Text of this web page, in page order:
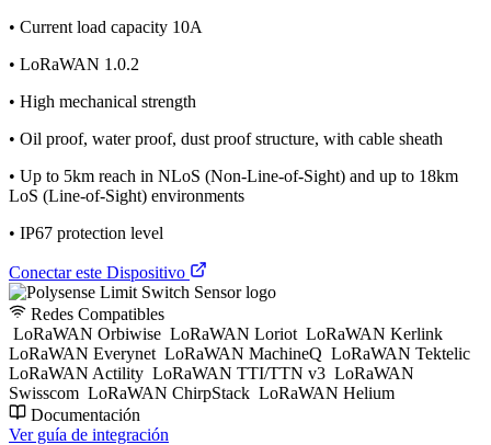
• Current load capacity 10A
• LoRaWAN 1.0.2
• High mechanical strength
• Oil proof, water proof, dust proof structure, with cable sheath
• Up to 5km reach in NLoS (Non-Line-of-Sight) and up to 18km
LoS (Line-of-Sight) environments
• IP67 protection level
Conectar este Dispositivo
Redes Compatibles
LoRaWAN Orbiwise LoRaWAN Loriot LoRaWAN Kerlink
LoRaWAN Everynet LoRaWAN MachineQ LoRaWAN Tektelic
LoRaWAN Actility LoRaWAN TTI/TTN v3 LoRaWAN
Swisscom LoRaWAN ChirpStack LoRaWAN Helium
Documentación
Ver guía de integración